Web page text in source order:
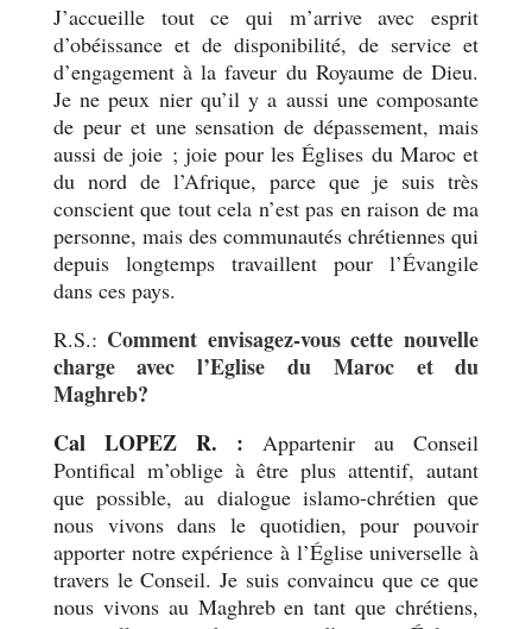
J’accueille tout ce qui m’arrive avec esprit
d’obéissance et de disponibilité, de service et
d’engagement à la faveur du Royaume de Dieu.
Je ne peux nier qu’il y a aussi une composante
de peur et une sensation de dépassement, mais
aussi de joie ; joie pour les Églises du Maroc et
du nord de l’Afrique, parce que je suis très
conscient que tout cela n’est pas en raison de ma
personne, mais des communautés chrétiennes qui
depuis longtemps travaillent pour l’Évangile
dans ces pays.
R.S.: Comment envisagez-vous cette nouvelle
charge avec l’Eglise du Maroc et du
Maghreb?
Cal LOPEZ R. : Appartenir au Conseil
Pontifical m’oblige à être plus attentif, autant
que possible, au dialogue islamo-chrétien que
nous vivons dans le quotidien, pour pouvoir
apporter notre expérience à l’Église universelle à
travers le Conseil. Je suis convaincu que ce que
nous vivons au Maghreb en tant que chrétiens,